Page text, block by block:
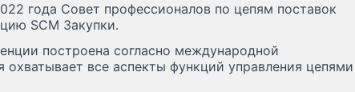
года Совет профессионалов по цепям поставок
SCM Закупки.
построена согласно международной
охватывает все аспекты функций управления цепями